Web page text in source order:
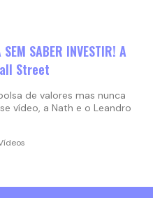
SABER INVESTIR! A
Street
de valores mas nunca
vídeo, a Nath e o Leandro